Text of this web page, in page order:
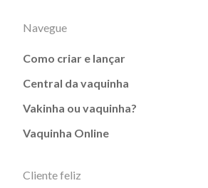
Navegue
Como criar e lançar
Central da vaquinha
Vakinha ou vaquinha?
Vaquinha Online
Cliente feliz